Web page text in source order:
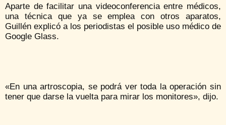
Aparte de facilitar una videoconferencia entre médicos,
una técnica que ya se emplea con otros aparatos,
Guillén explicó a los periodistas el posible uso médico de
Google Glass.
«En una artroscopia, se podrá ver toda la operación sin
tener que darse la vuelta para mirar los monitores», dijo.